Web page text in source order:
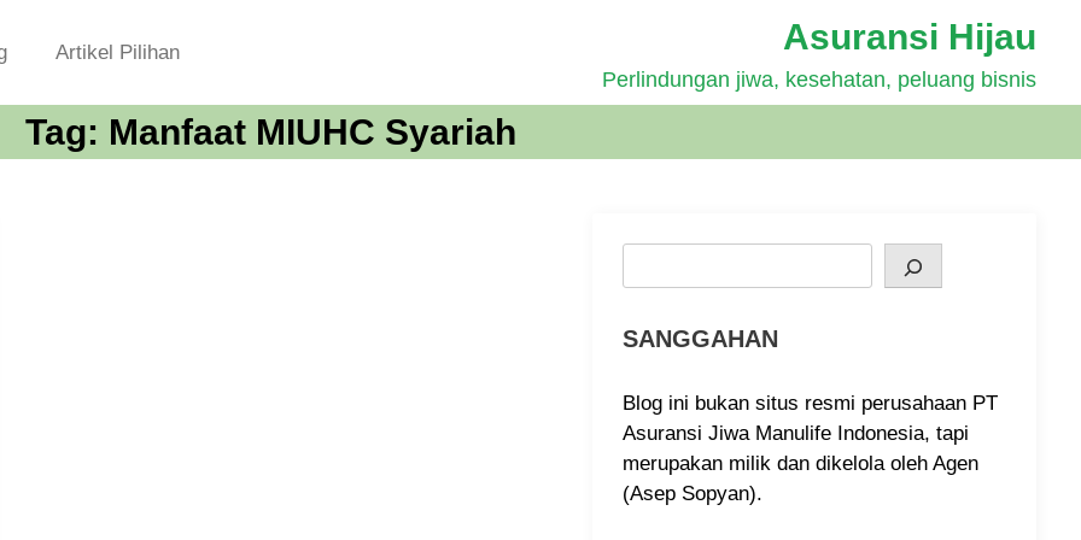
Asuransi Hijau
Perlindungan jiwa, kesehatan, peluang bisnis
Artikel Pilihan
Tag: Manfaat MIUHC Syariah
SANGGAHAN
Blog ini bukan situs resmi perusahaan PT
Asuransi Jiwa Manulife Indonesia, tapi
merupakan milik dan dikelola oleh Agen
(Asep Sopyan).